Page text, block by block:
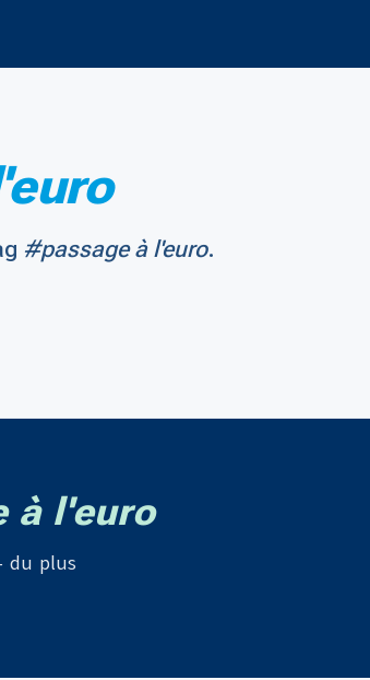
#passage à l'euro.
à l'euro
du plus